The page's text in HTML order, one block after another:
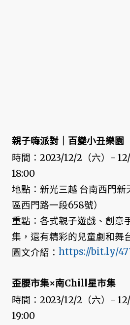
親子嗨派對｜百變小丑樂園
時間：2023/12/2（六）-
18:00
地點：新光三越 台南西門新
區西門路一段658號）
重點：各式親子遊戲、創意
集，還有精彩的兒童劇和舞
圖文介紹： https://bit.ly/
歪腰市集×南Chill星市集
時間：2023/12/2（六）-
19:00